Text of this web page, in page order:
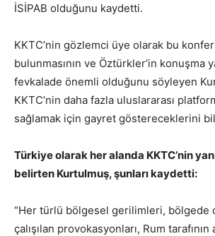
İSİPAB olduğunu kaydetti.
KKTC’nin gözlemci üye olarak bu
bulunmasının ve Öztürkler’in konuşma
fevkalade önemli olduğunu söyleyen
KKTC’nin daha fazla uluslararası
sağlamak için gayret göstereceklerini
Türkiye olarak her alanda KKTC’nin
belirten Kurtulmuş, şunları kaydetti:
“Her türlü bölgesel gerilimleri, bölgede
çalışılan provokasyonları, Rum tarafının